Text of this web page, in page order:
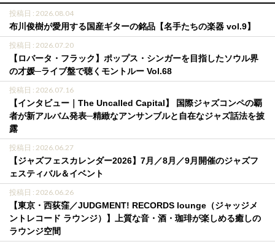
投稿日 : 2026.08.04
布川俊樹が愛用する国産ギターの銘品【名手たちの楽器 vol.9】
投稿日 : 2026.07.20
【ロバータ・フラック】ポップス・シンガーを目指したソウル界
の才媛─ライブ盤で聴くモントルー Vol.68
投稿日 : 2026.07.16
【インタビュー｜The Uncalled Capital】 国際ジャズコンペの覇
者が新アルバム発表─精緻なアンサンブルと自在なジャズ話法を披
露
投稿日 : 2026.06.27
【ジャズフェスカレンダー2026】7月／8月／9月開催のジャズフ
ェスティバル＆イベント
投稿日 : 2026.06.26
【東京・西荻窪／JUDGMENT! RECORDS lounge（ジャッジメ
ントレコード ラウンジ）】上質な音・酒・珈琲が楽しめる癒しの
ラウンジ空間